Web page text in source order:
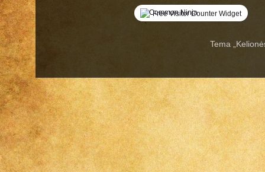
Free Visitor Counter Widget
Tema